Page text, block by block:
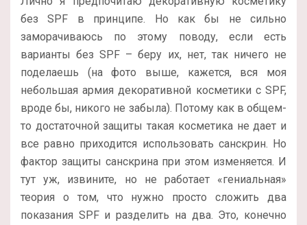
без SPF в принципе. Но как бы не сильно
заморачиваюсь по этому поводу, если есть
варианты без SPF – беру их, нет, так ничего не
поделаешь (на фото выше, кажется, вся моя
небольшая армия декоративной косметики с SPF,
вроде бы, никого не забыла). Потому как в общем-
то достаточной защиты такая косметика не дает и
все равно приходится использовать санскрин. Но
фактор защиты санскрина при этом изменяется. И
тут уж, извините, но не работает «гениальная»
теория о том, что нужно просто сложить два
показания SPF и разделить на два. Это, конечно